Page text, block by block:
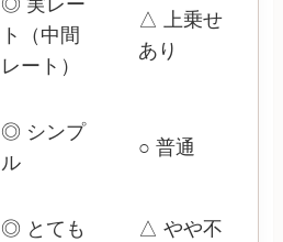
◎ 実レー
ト（中間
レート）
△ 上乗せ
あり
◎ シンプ
ル
○ 普通
◎ とても
△ やや不